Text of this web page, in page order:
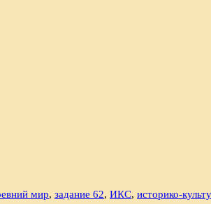
мир, задание 62, ИКС, историко-